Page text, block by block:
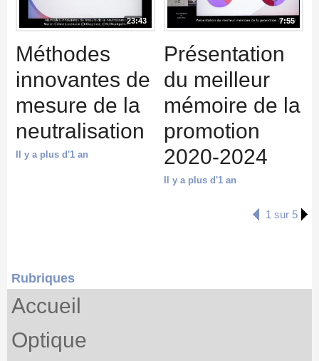
23:43
Méthodes
innovantes de
mesure de la
neutralisation
Il y a plus d'1 an
7:55
Présentation
du meilleur
mémoire de la
promotion
2020-2024
Il y a plus d'1 an
1 sur 5
Rubriques
Accueil
Optique